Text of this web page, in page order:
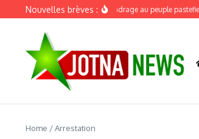
Aller au contenu
Nouvelles brèves :
Discours de recadrage au peuple pastefien
Home /Arrestation